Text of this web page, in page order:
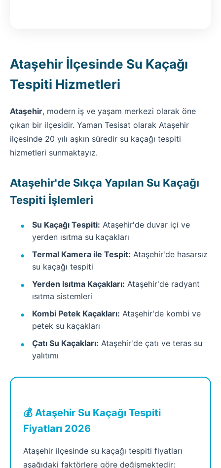
Ataşehir İlçesinde Su Kaçağı
Tespiti Hizmetleri
Ataşehir, modern iş ve yaşam merkezi olarak öne
çıkan bir ilçesidir. Yaman Tesisat olarak Ataşehir
ilçesinde 20 yılı aşkın süredir su kaçağı tespiti
hizmetleri sunmaktayız.
Ataşehir'de Sıkça Yapılan Su Kaçağı
Tespiti İşlemleri
Su Kaçağı Tespiti: Ataşehir'de duvar içi ve
yerden ısıtma su kaçakları
Termal Kamera ile Tespit: Ataşehir'de hasarsız
su kaçağı tespiti
Yerden Isıtma Kaçakları: Ataşehir'de radyant
ısıtma sistemleri
Kombi Petek Kaçakları: Ataşehir'de kombi ve
petek su kaçakları
Çatı Su Kaçakları: Ataşehir'de çatı ve teras su
yalıtımı
💰 Ataşehir Su Kaçağı Tespiti
Fiyatları 2026
Ataşehir ilçesinde su kaçağı tespiti fiyatları
aşağıdaki faktörlere göre değişmektedir: